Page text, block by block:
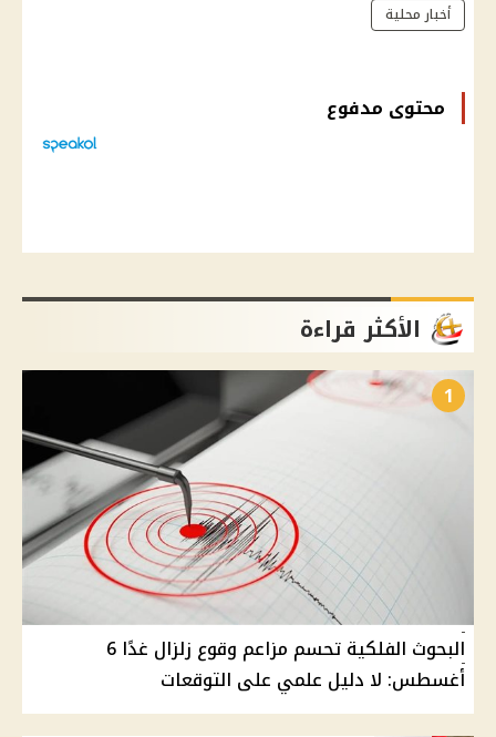
أخبار محلية
محتوى مدفوع
الأكثر قراءة
1
البحوث الفلكية تحسم مزاعم وقوع زلزال غدًا 6
أغسطس: لا دليل علمي على التوقعات